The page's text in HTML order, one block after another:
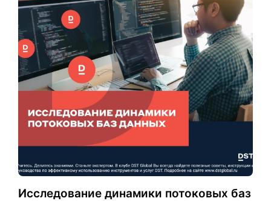
Исследование динамики потоковых баз